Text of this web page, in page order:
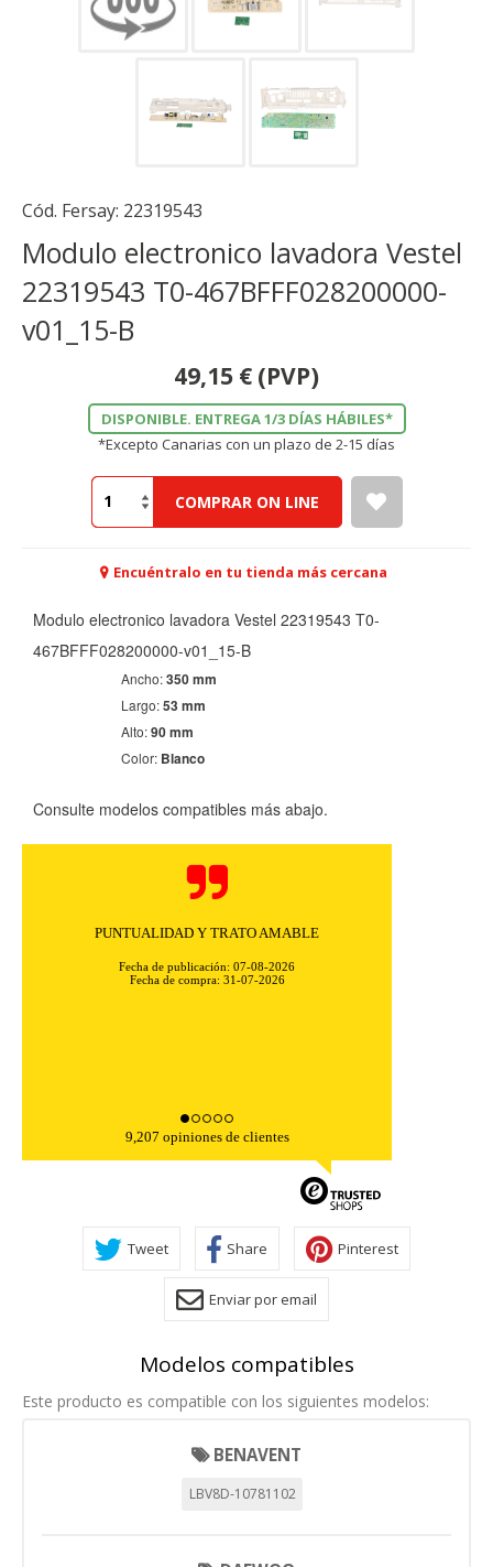
Cód. Fersay: 22319543
Modulo electronico lavadora Vestel
22319543 T0-467BFFF028200000-
v01_15-B
49,15 € (PVP)
DISPONIBLE. ENTREGA 1/3 DÍAS HÁBILES*
*Excepto Canarias con un plazo de 2-15 días
COMPRAR ON LINE
Encuéntralo en tu tienda más cercana
Modulo electronico lavadora Vestel 22319543 T0-
467BFFF028200000-v01_15-B
Ancho:350 mm
Largo:53 mm
Alto:90 mm
Color: Blanco
Consulte modelos compatibles más abajo.
PUNTUALIDAD Y TRATO AMABLE
Fecha de publicación: 07-08-2026
Fecha de compra: 31-07-2026
9,207 opiniones de clientes
Tweet Share Pinterest
Enviar por email
Modelos compatibles
Este producto es compatible con los siguientes modelos:
BENAVENT
LBV8D-10781102
CONFIGURACIÓN DE COOKIES
HABILITAR TODO RECHAZAR TODO
Cookies necesarias
funcione y no se pueden desactivar en nuestros sistemas.